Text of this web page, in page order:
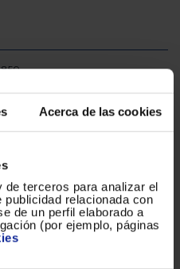
Acerca de las cookies
terceros para analizar el
relacionada con
de un perfil elaborado a
(por ejemplo, páginas
850
600
560